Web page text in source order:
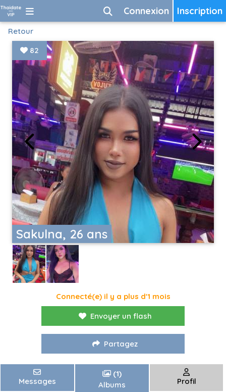
Inscription
Connexion
Retour
Sakulna, 26 ans
82
Connecté(e) il y a plus d'1 mois
Envoyer un flash
Partagez
Messages
(1)
Albums
Profil